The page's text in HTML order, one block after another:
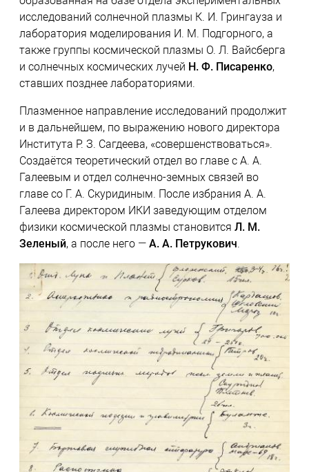
исследований солнечной плазмы К. И. Грингауза и
лаборатория моделирования И. М. Подгорного, а
также группы космической плазмы О. Л. Вайсберга
и солнечных космических лучей Н. Ф. Писаренко,
ставших позднее лабораториями.
Плазменное направление исследований продолжит
и в дальнейшем, по выражению нового директора
Института Р. З. Сагдеева, «совершенствоваться».
Создаётся теоретический отдел во главе с А. А.
Галеевым и отдел солнечно-земных связей во
главе со Г. А. Скуридиным. После избрания А. А.
Галеева директором ИКИ заведующим отделом
физики космической плазмы становится Л. М.
Зеленый, а после него — А. А. Петрукович